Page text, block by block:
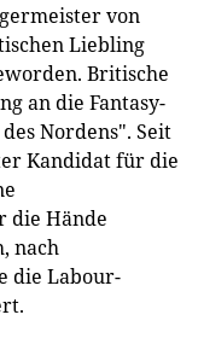
von
Liebling
Britische
an die Fantasy-
Nordens". Seit
Kandidat für die
die Hände
nach
die Labour-